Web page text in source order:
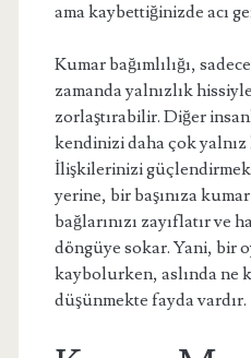
ama kaybettiğinizde acı
Kumar bağımlılığı,
zamanda yalnızlık
zorlaştırabilir. Diğer
kendinizi daha çok yalnız
İlişkilerinizi
yerine, bir başınıza
bağlarınızı zayıflatır ve
döngüye sokar. Yani, bir
kaybolurken, aslında ne
düşünmekte fayda vardır.